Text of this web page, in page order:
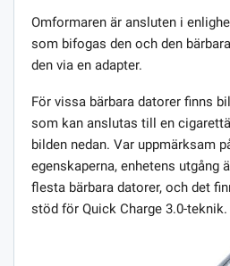
Omformaren är ansluten i
som bifogas den och den
den via en adapter.
För vissa bärbara datorer finns
som kan anslutas till en
bilden nedan. Var uppmärksam
egenskaperna, enhetens utgång
flesta bärbara datorer, och det
stöd för Quick Charge 3.0-teknik.